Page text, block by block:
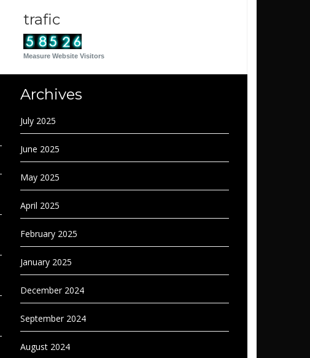
trafic
Measure Website Visitors
Archives
July 2025
June 2025
May 2025
April 2025
February 2025
January 2025
December 2024
September 2024
August 2024